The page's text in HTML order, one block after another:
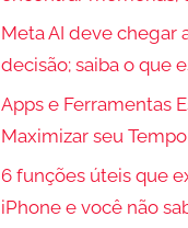
Meta AI deve chegar
decisão; saiba o que
Apps e Ferramentas
Maximizar seu
6 funções úteis que
iPhone e você não